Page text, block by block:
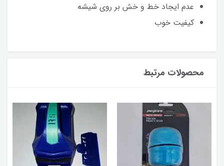
عدم ایجاد خط و خش بر روی شیشه
کیفیت خوب
محصولات مرتبط